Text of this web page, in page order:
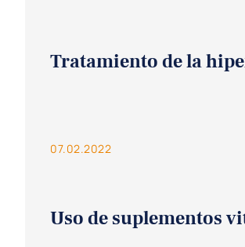
Tratamiento de la
07.02.2022
Uso de suplementos